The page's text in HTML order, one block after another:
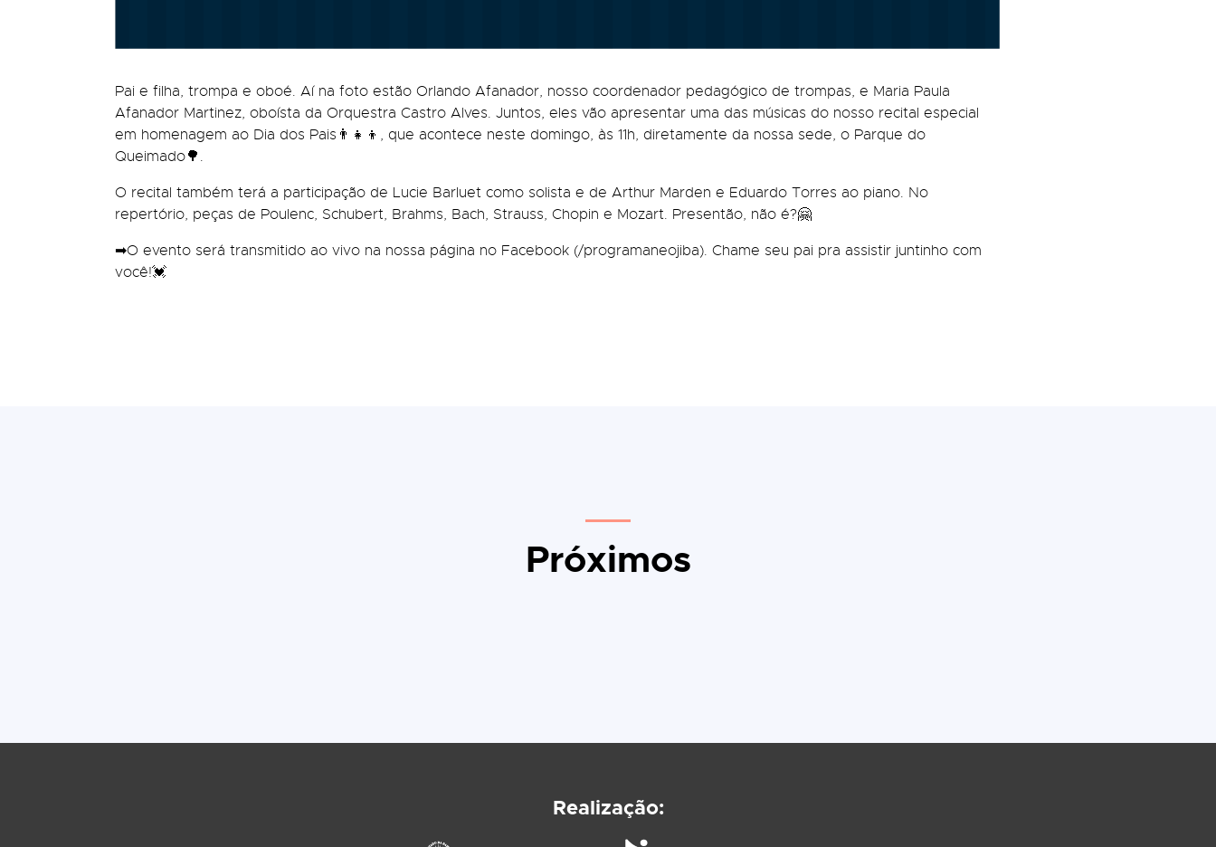
Pai e filha, trompa e oboé. Aí na foto estão Orlando Afanador, nosso coordenador pedagógico de trompas, e Maria Paula
Afanador Martinez, oboísta da Orquestra Castro Alves. Juntos, eles vão apresentar uma das músicas do nosso recital especial
em homenagem ao Dia dos Pais👨‍👧‍👦, que acontece neste domingo, às 11h, diretamente da nossa sede, o Parque do
Queimado🌳.
O recital também terá a participação de Lucie Barluet como solista e de Arthur Marden e Eduardo Torres ao piano. No
repertório, peças de Poulenc, Schubert, Brahms, Bach, Strauss, Chopin e Mozart. Presentão, não é?🤗
➡O evento será transmitido ao vivo na nossa página no Facebook (/programaneojiba). Chame seu pai pra assistir juntinho com
você!💓
Próximos
Realização: